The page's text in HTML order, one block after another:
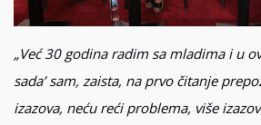
„Već 30 godina radim sa mladima i u
sada’ sam, zaista, na prvo čitanje
izazova, neću reći problema, više